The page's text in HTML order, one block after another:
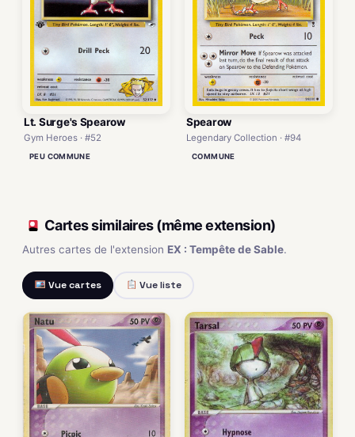
Lt. Surge's Spearow
Gym Heroes · #52
PEU COMMUNE
Spearow
Legendary Collection · #94
COMMUNE
Cartes similaires (même extension)
Autres cartes de l'extension EX : Tempête de Sable.
Vue cartes Vue liste